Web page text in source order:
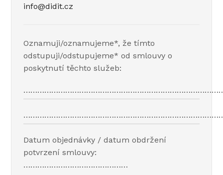
info@didit.cz
Oznamuji/oznamujeme*, že tímto
odstupuji/odstupujeme* od smlouvy o
poskytnutí těchto služeb:
Datum objednávky / datum obdržení
potvrzení smlouvy:
………………………………………